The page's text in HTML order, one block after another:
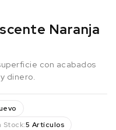
Naranja
con acabados
dinero.
Stock:5 Artículos